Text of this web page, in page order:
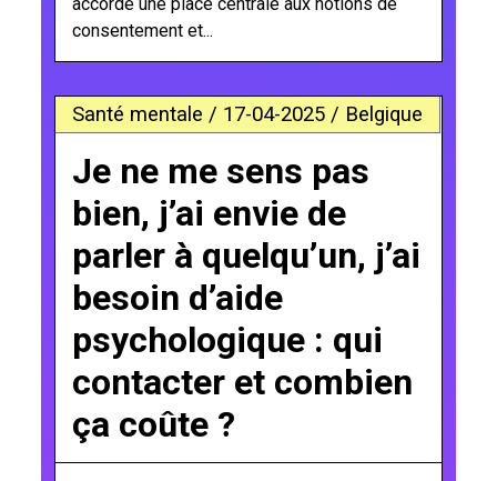
consentement et...
Santé mentale / 17-04-2025 / Belgique
Je ne me sens pas
bien, j’ai envie de
parler à quelqu’un, j’ai
besoin d’aide
psychologique : qui
contacter et combien
ça coûte ?